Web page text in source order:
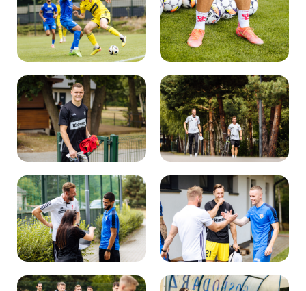
Biznes
Dla mediów
Kibice
SKLEP KUP BILET